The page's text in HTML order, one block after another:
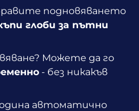
подновяването
глоби за пътни
Можете да го
- без никакъв
автоматично